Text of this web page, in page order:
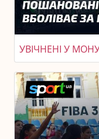
УВІЧНЕНІ У